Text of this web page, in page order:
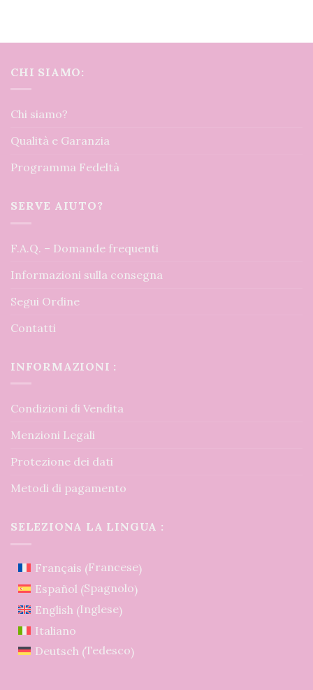
CHI SIAMO:
Chi siamo?
Qualità e Garanzia
Programma Fedeltà
SERVE AIUTO?
F.A.Q. – Domande frequenti
Informazioni sulla consegna
Segui Ordine
Contatti
INFORMAZIONI :
Condizioni di Vendita
Menzioni Legali
Protezione dei dati
Metodi di pagamento
SELEZIONA LA LINGUA :
Français (Francese)
Español (Spagnolo)
English (Inglese)
Italiano
Deutsch (Tedesco)